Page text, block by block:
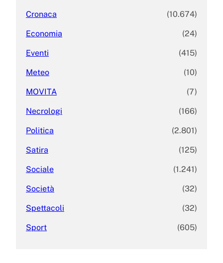
Cronaca (10.674)
Economia (24)
Eventi (415)
Meteo (10)
MOVITA (7)
Necrologi (166)
Politica (2.801)
Satira (125)
Sociale (1.241)
Società (32)
Spettacoli (32)
Sport (605)